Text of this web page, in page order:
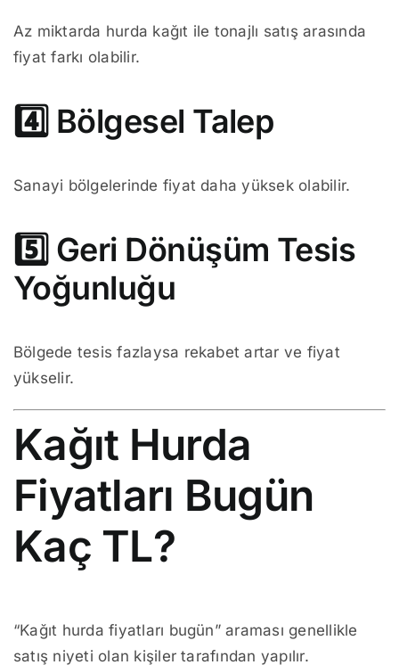
Az miktarda hurda kağıt ile tonajlı satış arasında
fiyat farkı olabilir.
4️⃣ Bölgesel Talep
Sanayi bölgelerinde fiyat daha yüksek olabilir.
5️⃣ Geri Dönüşüm Tesis
Yoğunluğu
Bölgede tesis fazlaysa rekabet artar ve fiyat
yükselir.
Kağıt Hurda
Fiyatları Bugün
Kaç TL?
“Kağıt hurda fiyatları bugün” araması genellikle
satış niyeti olan kişiler tarafından yapılır.